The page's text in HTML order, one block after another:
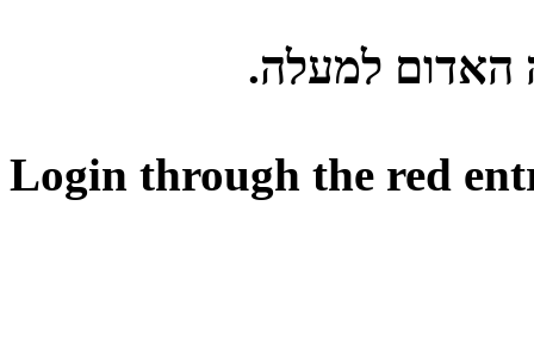
האדום למעלה.
Login through the red